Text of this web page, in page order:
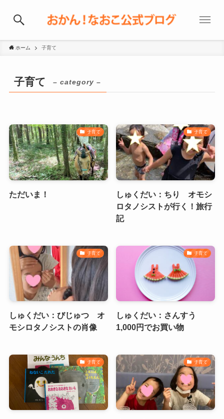
ホーム 子育て
子育て – category –
子育て
ただいま！
子育て
しゅくだい：ちり オモシ
ロタノシストが行く！旅行
記
子育て
しゅくだい：びじゅつ オ
モシロタノシストの肖像
子育て
しゅくだい：さんすう
1,000円でお買い物
子育て 子育て